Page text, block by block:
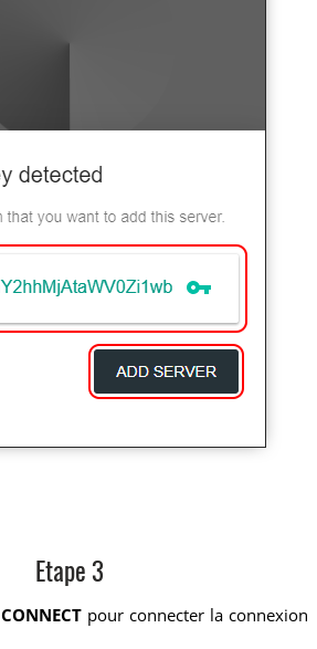
Etape 3
CONNECT pour connecter la connexion